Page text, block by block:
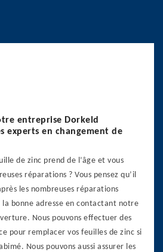
entreprise Dorkeld
experts en changement de
de zinc prend de l’âge et vous
réparations ? Vous pensez qu’il
les nombreuses réparations
la bonne adresse en contactant notre
Nous pouvons effectuer des
pour remplacer vos feuilles de zinc si
Nous pouvons aussi assurer les